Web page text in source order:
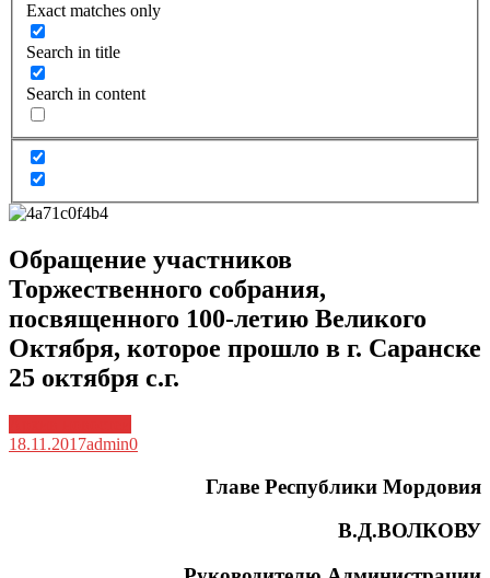
Exact matches only
Search in title
Search in content
Обращение участников
Торжественного собрания,
посвященного 100-летию Великого
Октября, которое прошло в г. Саранске
25 октября с.г.
18.11.2017admin0
Главе Республики Мордовия
В.Д.ВОЛКОВУ